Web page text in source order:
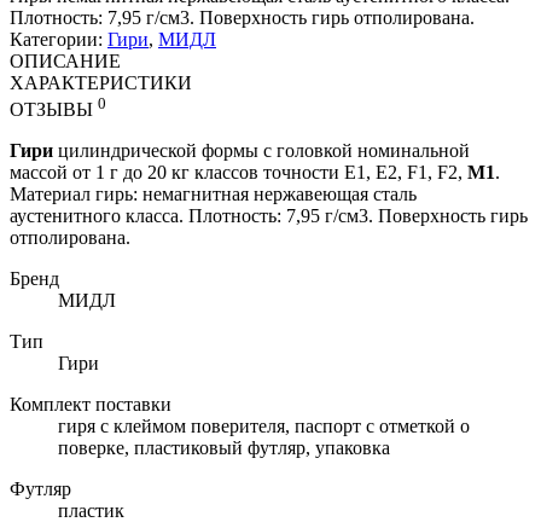
Плотность: 7,95 г/см3. Поверхность гирь отполирована.
Категории: Гири, МИДЛ
ОПИСАНИЕ
ХАРАКТЕРИСТИКИ
ОТЗЫВЫ 0
Гири цилиндрической формы с головкой номинальной
массой от 1 г до 20 кг классов точности Е1, Е2, F1, F2, М1.
Материал гирь: немагнитная нержавеющая сталь
аустенитного класса. Плотность: 7,95 г/см3. Поверхность гирь
отполирована.
Бренд
МИДЛ
Тип
Гири
Комплект поставки
гиря с клеймом поверителя, паспорт с отметкой о
поверке, пластиковый футляр, упаковка
Футляр
пластик